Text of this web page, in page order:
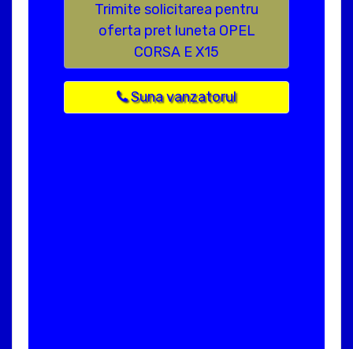
Trimite solicitarea pentru
oferta pret luneta OPEL
CORSA E X15
Suna vanzatorul